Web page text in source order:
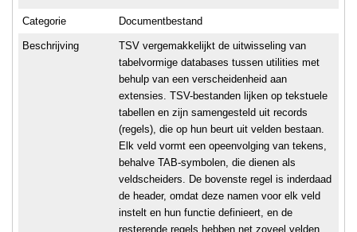
Categorie Documentbestand
Beschrijving
TSV vergemakkelijkt de uitwisseling van
tabelvormige databases tussen utilities met
behulp van een verscheidenheid aan
extensies. TSV-bestanden lijken op tekstuele
tabellen en zijn samengesteld uit records
(regels), die op hun beurt uit velden bestaan.
Elk veld vormt een opeenvolging van tekens,
behalve TAB-symbolen, die dienen als
veldscheiders. De bovenste regel is inderdaad
de header, omdat deze namen voor elk veld
instelt en hun functie definieert, en de
resterende regels hebben net zoveel velden